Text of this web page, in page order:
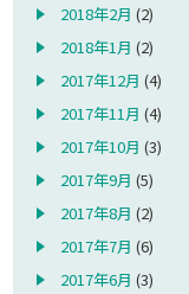
2018年2月 (2)
2018年1月 (2)
2017年12月 (4)
2017年11月 (4)
2017年10月 (3)
2017年9月 (5)
2017年8月 (2)
2017年7月 (6)
2017年6月 (3)